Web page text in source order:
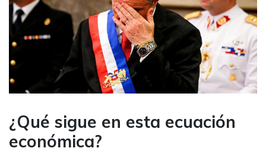
¿Qué sigue en esta ecuación
económica?